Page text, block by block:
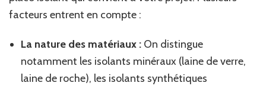
facteurs entrent en compte :
La nature des matériaux : On distingue
notamment les isolants minéraux (laine de verre,
laine de roche), les isolants synthétiques